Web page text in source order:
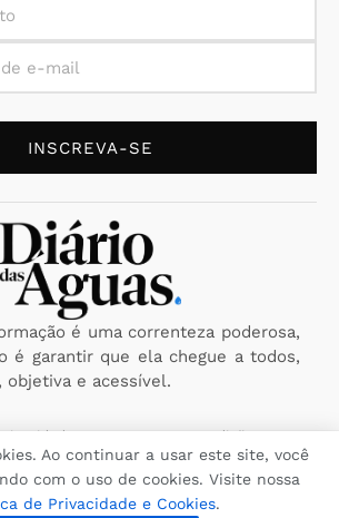
INSCREVA-SE
é uma correnteza poderosa,
é garantir que ela chegue a todos,
objetiva e acessível.
Termos e Condições
Reportar Erro Enviar Notícia
das Águas - A fonte que você confia.
reservados. CNPJ: 29.116.260/0001-09
Ao continuar a usar este site, você
com o uso de cookies. Visite nossa
de Privacidade e Cookies.